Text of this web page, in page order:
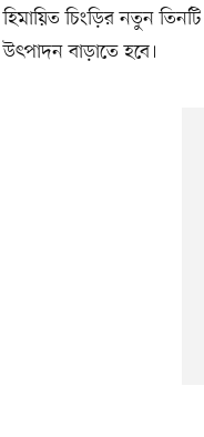
হিমায়িত চিংড়ির নতুন
উৎপাদন বাড়াতে হবে।